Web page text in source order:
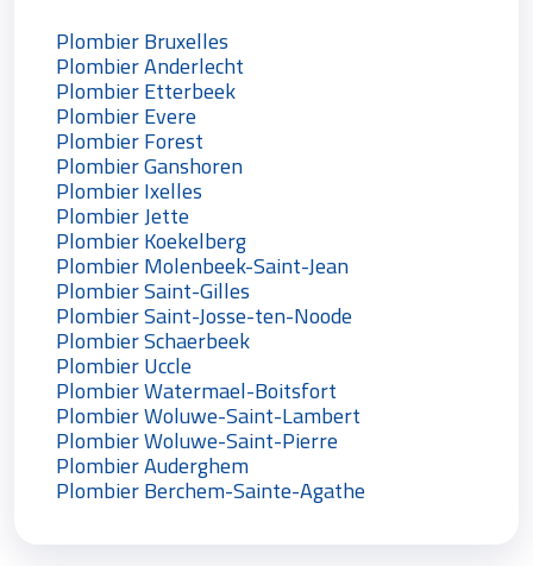
Plombier Bruxelles
Plombier Anderlecht
Plombier Etterbeek
Plombier Evere
Plombier Forest
Plombier Ganshoren
Plombier Ixelles
Plombier Jette
Plombier Koekelberg
Plombier Molenbeek-Saint-Jean
Plombier Saint-Gilles
Plombier Saint-Josse-ten-Noode
Plombier Schaerbeek
Plombier Uccle
Plombier Watermael-Boitsfort
Plombier Woluwe-Saint-Lambert
Plombier Woluwe-Saint-Pierre
Plombier Auderghem
Plombier Berchem-Sainte-Agathe